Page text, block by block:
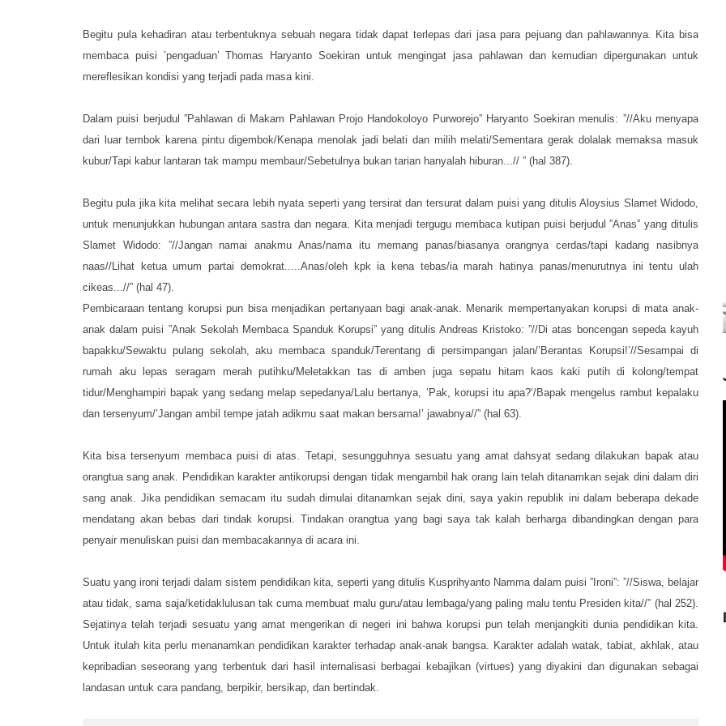
Begitu pula kehadiran atau terbentuknya sebuah negara tidak dapat terlepas dari jasa para pejuang dan pahlawannya. Kita bisa
membaca puisi ’pengaduan’ Thomas Haryanto Soekiran untuk mengingat jasa pahlawan dan kemudian dipergunakan untuk
mereflesikan kondisi yang terjadi pada masa kini.
Dalam puisi berjudul ”Pahlawan di Makam Pahlawan Projo Handokoloyo Purworejo” Haryanto Soekiran menulis: ”//Aku menyapa
dari luar tembok karena pintu digembok/Kenapa menolak jadi belati dan milih melati/Sementara gerak dolalak memaksa masuk
kubur/Tapi kabur lantaran tak mampu membaur/Sebetulnya bukan tarian hanyalah hiburan...// ” (hal 387).
Begitu pula jika kita melihat secara lebih nyata seperti yang tersirat dan tersurat dalam puisi yang ditulis Aloysius Slamet Widodo,
untuk menunjukkan hubungan antara sastra dan negara. Kita menjadi tergugu membaca kutipan puisi berjudul ”Anas” yang ditulis
Slamet Widodo: ”//Jangan namai anakmu Anas/nama itu memang panas/biasanya orangnya cerdas/tapi kadang nasibnya
naas//Lihat ketua umum partai demokrat.....Anas/oleh kpk ia kena tebas/ia marah hatinya panas/menurutnya ini tentu ulah
cikeas...//” (hal 47).
Pembicaraan tentang korupsi pun bisa menjadikan pertanyaan bagi anak-anak. Menarik mempertanyakan korupsi di mata anak-
anak dalam puisi ”Anak Sekolah Membaca Spanduk Korupsi” yang ditulis Andreas Kristoko: ”//Di atas boncengan sepeda kayuh
bapakku/Sewaktu pulang sekolah, aku membaca spanduk/Terentang di persimpangan jalan/’Berantas Korupsi!’//Sesampai di
rumah aku lepas seragam merah putihku/Meletakkan tas di amben juga sepatu hitam kaos kaki putih di kolong/tempat
tidur/Menghampiri bapak yang sedang melap sepedanya/Lalu bertanya, ’Pak, korupsi itu apa?’/Bapak mengelus rambut kepalaku
dan tersenyum/’Jangan ambil tempe jatah adikmu saat makan bersama!’ jawabnya//” (hal 63).
Kita bisa tersenyum membaca puisi di atas. Tetapi, sesungguhnya sesuatu yang amat dahsyat sedang dilakukan bapak atau
orangtua sang anak. Pendidikan karakter antikorupsi dengan tidak mengambil hak orang lain telah ditanamkan sejak dini dalam diri
sang anak. Jika pendidikan semacam itu sudah dimulai ditanamkan sejak dini, saya yakin republik ini dalam beberapa dekade
mendatang akan bebas dari tindak korupsi. Tindakan orangtua yang bagi saya tak kalah berharga dibandingkan dengan para
penyair menuliskan puisi dan membacakannya di acara ini.
Suatu yang ironi terjadi dalam sistem pendidikan kita, seperti yang ditulis Kusprihyanto Namma dalam puisi ”Ironi”: ”//Siswa, belajar
atau tidak, sama saja/ketidaklulusan tak cuma membuat malu guru/atau lembaga/yang paling malu tentu Presiden kita//” (hal 252).
Sejatinya telah terjadi sesuatu yang amat mengerikan di negeri ini bahwa korupsi pun telah menjangkiti dunia pendidikan kita.
Untuk itulah kita perlu menanamkan pendidikan karakter terhadap anak-anak bangsa. Karakter adalah watak, tabiat, akhlak, atau
kepribadian seseorang yang terbentuk dari hasil internalisasi berbagai kebajikan (virtues) yang diyakini dan digunakan sebagai
landasan untuk cara pandang, berpikir, bersikap, dan bertindak.